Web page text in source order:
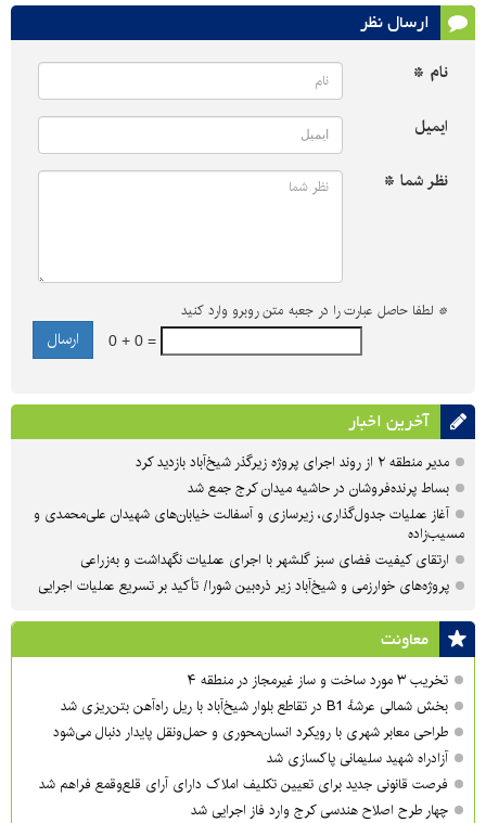
ارسال نظر
نام *
ایمیل
نظر شما *
* لطفا حاصل عبارت را در جعبه متن روبرو وارد کنید
0 + 0 =
آخرین اخبار
مدیر منطقه ۲ از روند اجرای پروژه زیرگذر شیخ‌آباد بازدید کرد
بساط پرنده‌فروشان در حاشیه میدان کرج جمع شد
آغاز عملیات جدول‌گذاری، زیرسازی و آسفالت خیابان‌های شهیدان علی‌محمدی و
مسیب‌زاده
ارتقای کیفیت فضای سبز گلشهر با اجرای عملیات نگهداشت و به‌زراعی
پروژه‌های خوارزمی و شیخ‌آباد زیر ذره‌بین شورا/ تأکید بر تسریع عملیات اجرایی
معاونت
تخریب ۳ مورد ساخت و ساز غیرمجاز در منطقه ۴
بخش شمالی عرشهٔ B1 در تقاطع بلوار شیخ‌آباد با ریل راه‌آهن بتن‌ریزی شد
طراحی معابر شهری با رویکرد انسان‌محوری و حمل‌ونقل پایدار دنبال می‌شود
آزادراه شهید سلیمانی پاکسازی شد
فرصت قانونی جدید برای تعیین تکلیف املاک دارای آرای قلع‌وقمع فراهم شد
چهار طرح اصلاح هندسی کرج وارد فاز اجرایی شد